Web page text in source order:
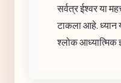
सर्वत्र ईश्वर या
टाकला आहे. ध्यान
श्लोक आध्यात्मिक